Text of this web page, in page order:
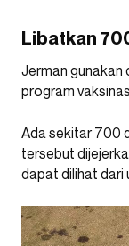
Libatkan
Jerman gunakan
program
Ada sekitar 700
tersebut
dapat dilihat dari